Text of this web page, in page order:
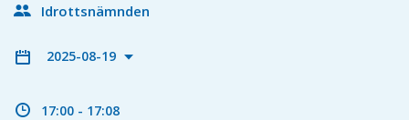
Idrottsnämnden
2025-08-19
17:00 - 17:08